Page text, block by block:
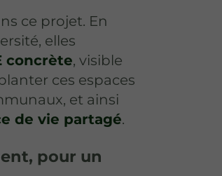
ce projet. En
elles
concrète, visible
ces espaces
et ainsi
de vie partagé.
pour un